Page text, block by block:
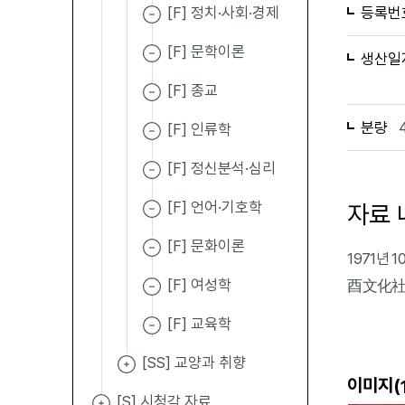
[F] 정치·사회·경제
[F] 문학이론
[F] 종교
[F] 인류학
[F] 정신분석·심리
[F] 언어·기호학
[F] 문화이론
[F] 여성학
[F] 교육학
[SS] 교양과 취향
[S] 시청각 자료
등록번
생산일
분량
자료
1971년
酉文化社
이미지(